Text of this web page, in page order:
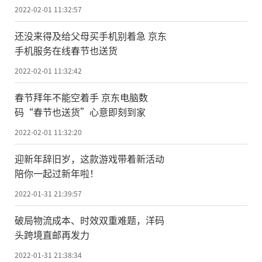
2022-02-01 11:32:57
还没来得及给父母买手机别着急 京东
手机服务在线春节也送货
2022-02-01 11:32:42
春节拜年不能空着手 京东电脑数
码“春节也送货”心意即刻到家
2022-02-01 11:32:20
迎新年辞旧岁，这款游戏带着新活动
陪你一起过新年啦！
2022-01-31 21:39:57
破局物流成本、时效双重难题，洋码
头跨境直邮再发力
2022-01-31 21:38:34